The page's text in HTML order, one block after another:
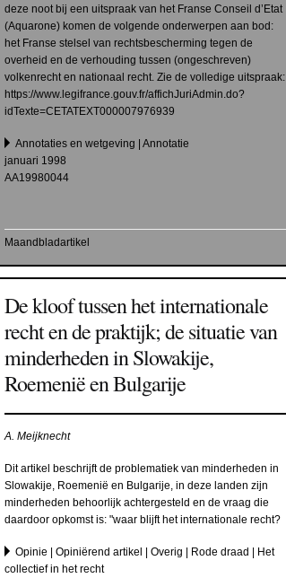
deze noot bij een uitspraak van het Franse Conseil d’Etat
(Aquarone) komen de volgende onderwerpen aan bod:
het Franse stelsel van rechtsbescherming tegen de
overheid en de verhouding tussen (ongeschreven)
volkenrecht en nationaal recht. Zie de volledige uitspraak:
https://www.legifrance.gouv.fr/affichJuriAdmin.do?
idTexte=CETATEXT000007976939
Annotaties en wetgeving | Annotatie
januari 1998
AA19980044
Maandbladartikel
De kloof tussen het internationale
recht en de praktijk; de situatie van
minderheden in Slowakije,
Roemenië en Bulgarije
A. Meijknecht
Dit artikel beschrijft de problematiek van minderheden in
Slowakije, Roemenië en Bulgarije, in deze landen zijn
minderheden behoorlijk achtergesteld en de vraag die
daardoor opkomst is: "waar blijft het internationale recht?
Opinie | Opiniërend artikel | Overig | Rode draad | Het
collectief in het recht